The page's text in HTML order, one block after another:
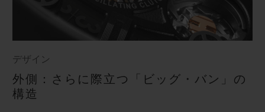
デザイン
外側：さらに際立つ「ビッグ・バン」の
構造